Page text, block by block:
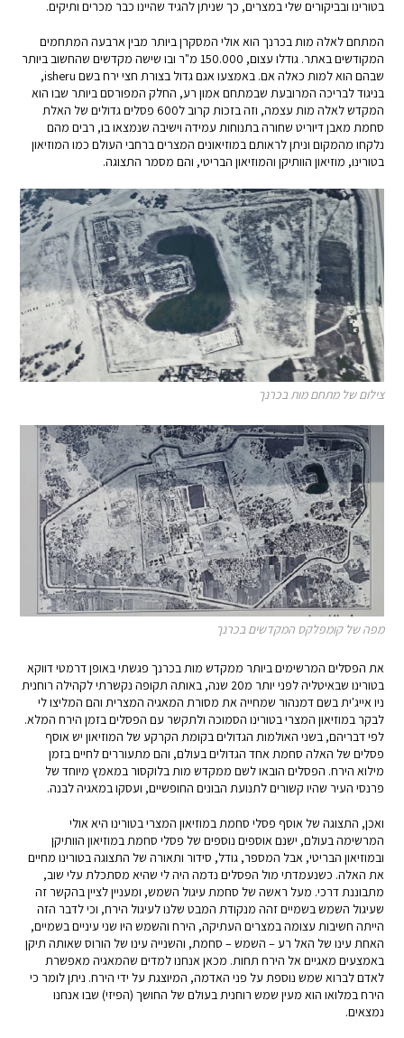
בטורינו ובביקורים שלי במצרים, כך שניתן להגיד שהיינו כבר מכרים ותיקים.
המתחם לאלה מות בכרנך הוא אולי המסקרן ביותר מבין ארבעה המתחמים
המקודשים באתר. גודלו עצום, 150.000 מ"ר ובו שישה מקדשים שהחשוב ביותר
שבהם הוא למות כאלה אם. באמצעו אגם גדול בצורת חצי ירח בשם isheru,
בניגוד לבריכה המרובעת שבמתחם אמון רע, החלק המפורסם ביותר שבו הוא
המקדש לאלה מות עצמה, וזה בזכות קרוב ל600 פסלים גדולים של האלת
סחמת מאבן דיוריט שחורה בתנוחות עמידה וישיבה שנמצאו בו, רבים מהם
נלקחו מהמקום וניתן לראותם במוזיאונים המצרים ברחבי העולם כמו המוזיאון
בטורינו, מוזיאון הוותיקן והמוזיאון הבריטי, והם מסמר התצוגה.
צילום של מתחם מות בכרנך
מפה של קומפלקס המקדשים בכרנך
את הפסלים המרשימים ביותר ממקדש מות בכרנך פגשתי באופן דרמטי דווקא
בטורינו שבאיטליה לפני יותר מ20 שנה, באותה תקופה נקשרתי לקהילה רוחנית
ניו אייג'ית בשם דמנהור שמחייה את מסורת המאגיה המצרית והם המליצו לי
לבקר במוזיאון המצרי בטורינו הסמוכה ולתקשר עם הפסלים בזמן הירח המלא.
לפי דבריהם, בשני האולמות הגדולים בקומת הקרקע של המוזיאון יש אוסף
פסלים של האלה סחמת אחד הגדולים בעולם, והם מתעוררים לחיים בזמן
מילוא הירח. הפסלים הובאו לשם ממקדש מות בלוקסור במאמץ מיוחד של
פרנסי העיר שהיו קשורים לתנועת הבונים החופשיים, ועסקו במאגיה לבנה.
ואכן, התצוגה של אוסף פסלי סחמת במוזיאון המצרי בטורינו היא אולי
המרשימה בעולם, ישנם אוספים נוספים של פסלי סחמת במוזיאון הוותיקן
ובמוזיאון הבריטי, אבל המספר, גודל, סידור ותאורה של התצוגה בטורינו מחיים
את האלה. כשנעמדתי מול הפסלים נדמה היה לי שהיא מסתכלת עלי שוב,
מתבוננת דרכי. מעל ראשה של סחמת עיגול השמש, ומעניין לציין בהקשר זה
שעיגול השמש בשמיים זהה מנקודת המבט שלנו לעיגול הירח, וכי לדבר הזה
הייתה חשיבות עצומה במצרים העתיקה, הירח והשמש היו שני עיניים בשמיים,
האחת עינו של האל רע – השמש – סחמת, והשנייה עינו של הורוס שאותה תיקן
באמצעים מאגיים אל הירח תחות. מכאן אנחנו למדים שהמאגיה מאפשרת
לאדם לברוא שמש נוספת על פני האדמה, המיוצגת על ידי הירח. ניתן לומר כי
הירח במלואו הוא מעין שמש רוחנית בעולם של החושך (הפיזי) שבו אנחנו
נמצאים.